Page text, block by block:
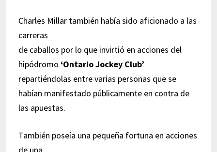
Charles Millar también había sido aficionado a las
carreras
de caballos por lo que invirtió en acciones del
hipódromo ‘Ontario Jockey Club’
repartiéndolas entre varias personas que se
habían manifestado públicamente en contra de
las apuestas.
También poseía una pequeña fortuna en acciones